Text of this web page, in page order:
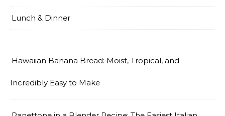
Lunch & Dinner
Hawaiian Banana Bread: Moist, Tropical, and
Incredibly Easy to Make